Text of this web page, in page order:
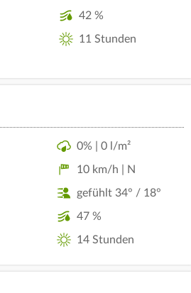
42 %
11 Stunden
0% | 0 l/m²
10 km/h | N
gefühlt 34° / 18°
47 %
14 Stunden